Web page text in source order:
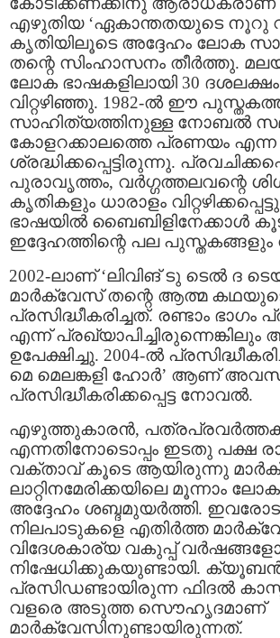
എഴുതിയ ‘ഏകാന്തതയുടെ നൂറു
കൃതിയിലൂടെ അദ്ദേഹം ലോക
തന്റെ സിംഹാസനം തീര്‍ത്തു.
ലോക ഭാഷകളിലായി 30
വിറ്റഴിഞ്ഞു. 1982-ല്‍ ഈ
സാഹിത്യത്തിനുള്ള നോബല്‍
കോളറക്കാലത്തെ പ്രണയം
ശ്രദ്ധിക്കപ്പെട്ടിരുന്നു.
പുരാവൃത്തം, വര്‍ഗ്ഗത്തലവന്റെ
കൃതികളും ധാരാളം
ഭാഷയില്‍ ബൈബിളിനേക്കാള്‍
ഇദ്ദേഹത്തിന്റെ പല പുസ്തകങ്ങളും
2002-ലാണ് ‘ലിവിങ് ടു ടെല്‍ ദ
മാര്‍ക്വേസ് തന്റെ ആത്മ
പ്രസിദ്ധീകരിച്ചത്. രണ്ടാം ഭാഗം
എന്ന്
ഉപേക്ഷിച്ചു. 2004-ല്‍
മെ മെലങ്കളി ഹോര്‍’ ആണ്
പ്രസിദ്ധീകരിക്കപ്പെട്ട നോവല്‍.
എഴുത്തുകാരന്‍,
എന്നതിനോടൊപ്പം ഇടതു പക്ഷ
വക്താവ് കൂടെ ആയിരുന്നു
ലാറ്റിനമേരിക്കയിലെ മൂന്നാം
അദ്ദേഹം ശബ്ദമുയര്‍ത്തി.
നിലപാടുകളെ എതിര്‍ത്ത
വിദേശകാര്യ വകുപ്പ്
നിഷേധിക്കുകയുണ്ടായി.
പ്രസിഡണ്ടായിരുന്ന ഫിദല്‍
വളരെ അടുത്ത സൌഹൃദമാണ്
മാര്‍ക്വേസിനുണ്ടായിരുന്നത്.